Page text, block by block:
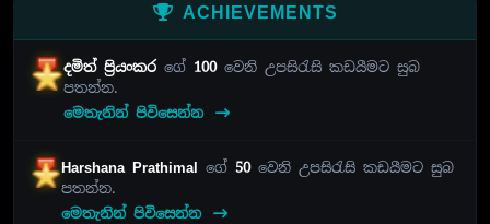
ACHIEVEMENTS
දමිත් ප්‍රියංකරගේ 100වෙනි උපසිරැසි කඩයීමට සුබ
පතන්න.
මෙතැනින් පිවිසෙන්න
Harshana Prathimal ගේ 50වෙනි උපසිරැසි කඩයීමට සුබ
පතන්න.
මෙතැනින් පිවිසෙන්න